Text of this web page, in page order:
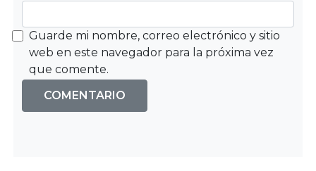
Guarde mi nombre, correo electrónico y sitio
web en este navegador para la próxima vez
que comente.